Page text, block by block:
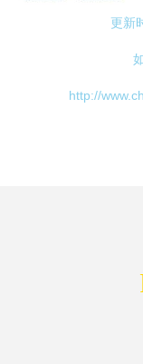
更新
http://